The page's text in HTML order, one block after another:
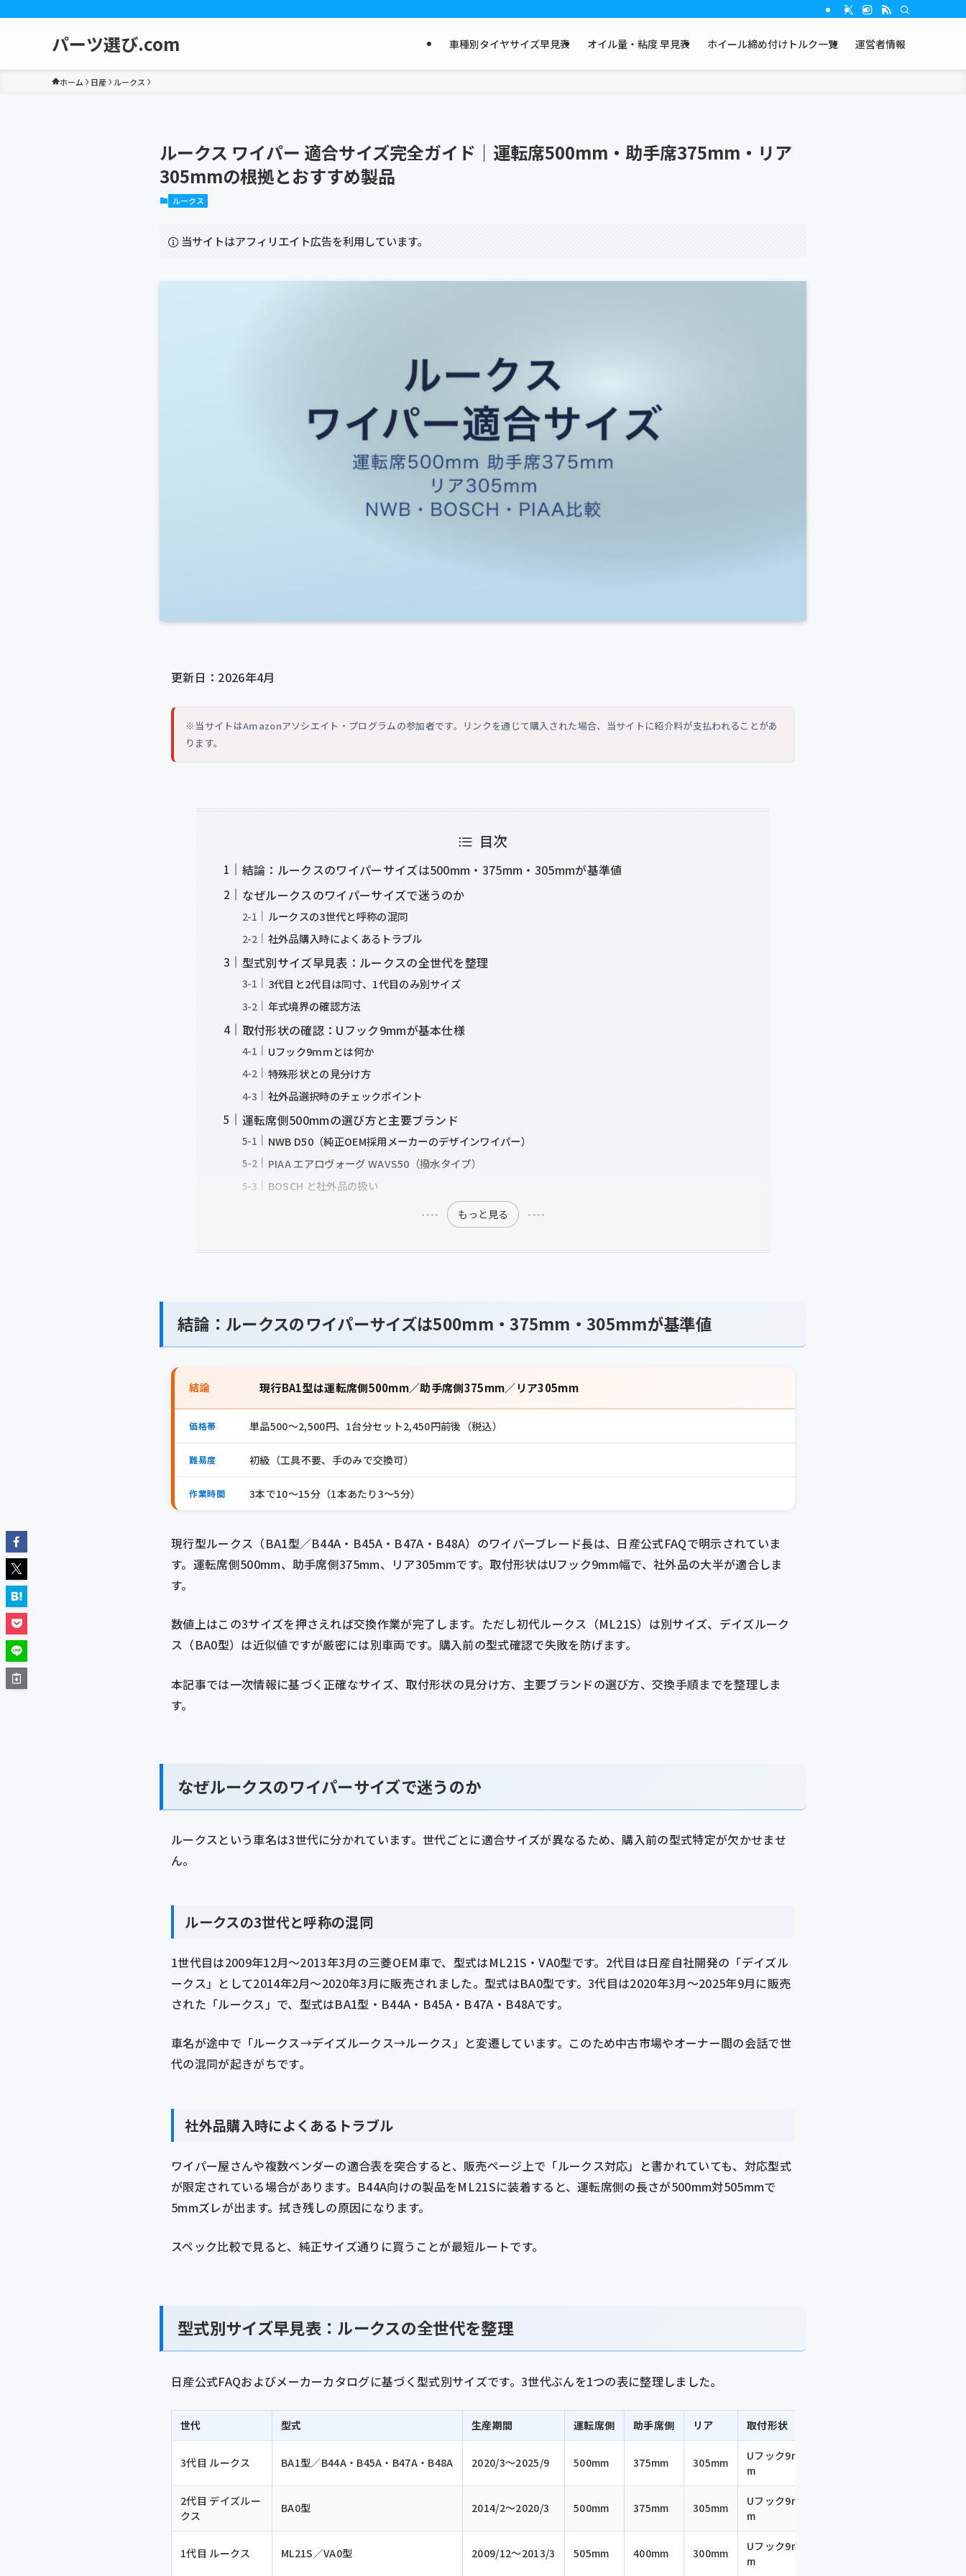
パーツ選び.com 車種別タイヤサイズ早見表 オイル量・粘度 早見表 ホイール締め付けトルク一覧 運営者情報
ホーム 日産 ルークス
ルークス ワイパー 適合サイズ完全ガイド｜運転席500mm・助手席375mm・リア
305mmの根拠とおすすめ製品
ルークス
当サイトはアフィリエイト広告を利用しています。
更新日：2026年4月
※当サイトはAmazonアソシエイト・プログラムの参加者です。リンクを通じて購入された場合、当サイトに紹介料が支払われることがあ
ります。
目次
結論：ルークスのワイパーサイズは500mm・375mm・305mmが基準値
なぜルークスのワイパーサイズで迷うのか
ルークスの3世代と呼称の混同
社外品購入時によくあるトラブル
型式別サイズ早見表：ルークスの全世代を整理
3代目と2代目は同寸、1代目のみ別サイズ
年式境界の確認方法
取付形状の確認：Uフック9mmが基本仕様
Uフック9mmとは何か
特殊形状との見分け方
社外品選択時のチェックポイント
運転席側500mmの選び方と主要ブランド
NWB D50（純正OEM採用メーカーのデザインワイパー）
PIAA エアロヴォーグ WAVS50（撥水タイプ）
BOSCH と社外品の扱い
もっと見る
結論：ルークスのワイパーサイズは500mm・375mm・305mmが基準値
結論 現行BA1型は運転席側500mm／助手席側375mm／リア305mm
価格帯 単品500〜2,500円、1台分セット2,450円前後（税込）
難易度 初級（工具不要、手のみで交換可）
作業時間 3本で10〜15分（1本あたり3〜5分）
現行型ルークス（BA1型／B44A・B45A・B47A・B48A）のワイパーブレード長は、日産公式FAQで明示されていま
す。運転席側500mm、助手席側375mm、リア305mmです。取付形状はUフック9mm幅で、社外品の大半が適合しま
す。
数値上はこの3サイズを押さえれば交換作業が完了します。ただし初代ルークス（ML21S）は別サイズ、デイズルーク
ス（BA0型）は近似値ですが厳密には別車両です。購入前の型式確認で失敗を防げます。
本記事では一次情報に基づく正確なサイズ、取付形状の見分け方、主要ブランドの選び方、交換手順までを整理しま
す。
なぜルークスのワイパーサイズで迷うのか
ルークスという車名は3世代に分かれています。世代ごとに適合サイズが異なるため、購入前の型式特定が欠かせませ
ん。
ルークスの3世代と呼称の混同
1世代目は2009年12月〜2013年3月の三菱OEM車で、型式はML21S・VA0型です。2代目は日産自社開発の「デイズル
ークス」として2014年2月〜2020年3月に販売されました。型式はBA0型です。3代目は2020年3月〜2025年9月に販売
された「ルークス」で、型式はBA1型・B44A・B45A・B47A・B48Aです。
車名が途中で「ルークス→デイズルークス→ルークス」と変遷しています。このため中古市場やオーナー間の会話で世
代の混同が起きがちです。
社外品購入時によくあるトラブル
ワイパー屋さんや複数ベンダーの適合表を突合すると、販売ページ上で「ルークス対応」と書かれていても、対応型式
が限定されている場合があります。B44A向けの製品をML21Sに装着すると、運転席側の長さが500mm対505mmで
5mmズレが出ます。拭き残しの原因になります。
スペック比較で見ると、純正サイズ通りに買うことが最短ルートです。
型式別サイズ早見表：ルークスの全世代を整理
日産公式FAQおよびメーカーカタログに基づく型式別サイズです。3世代ぶんを1つの表に整理しました。
世代 型式 生産期間 運転席側 助手席側 リア 取付形状
3代目 ルークス BA1型／B44A・B45A・B47A・B48A 2020/3〜2025/9 500mm 375mm 305mm
Uフック9m
m
2代目 デイズルー
クス
BA0型 2014/2〜2020/3 500mm 375mm 305mm
Uフック9m
m
1代目 ルークス ML21S／VA0型 2009/12〜2013/3 505mm 400mm 300mm
Uフック9m
m